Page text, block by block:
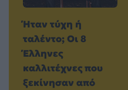
Ήταν τύχη ή
ταλέντο; Οι 8
Έλληνες
καλλιτέχνες που
ξεκίνησαν από